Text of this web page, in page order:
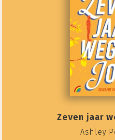
Zeven jaar
Ashley